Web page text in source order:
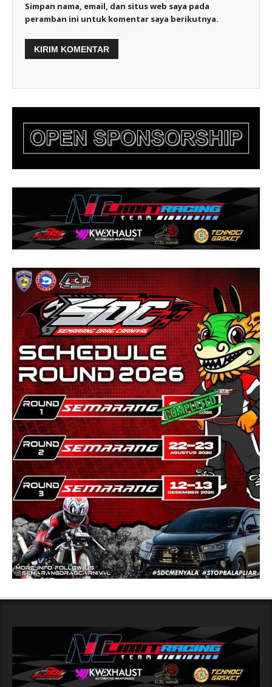
Simpan nama, email, dan situs web saya pada
peramban ini untuk komentar saya berikutnya.